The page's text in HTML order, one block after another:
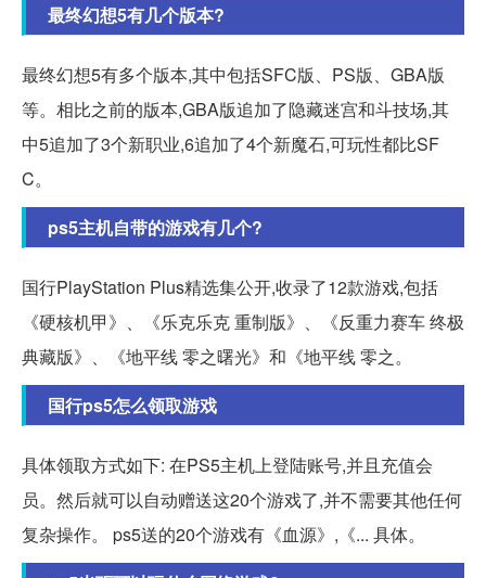
最终幻想5有几个版本?
最终幻想5有多个版本,其中包括SFC版、PS版、GBA版
等。相比之前的版本,GBA版追加了隐藏迷宫和斗技场,其
中5追加了3个新职业,6追加了4个新魔石,可玩性都比SF
C。
ps5主机自带的游戏有几个?
国行PlayStation Plus精选集公开,收录了12款游戏,包括
《硬核机甲》、《乐克乐克 重制版》、《反重力赛车 终极
典藏版》、《地平线 零之曙光》和《地平线 零之。
国行ps5怎么领取游戏
具体领取方式如下: 在PS5主机上登陆账号,并且充值会
员。然后就可以自动赠送这20个游戏了,并不需要其他任何
复杂操作。 ps5送的20个游戏有《血源》,《... 具体。